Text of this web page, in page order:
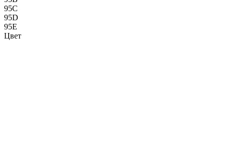
95C
95D
95E
Цвет